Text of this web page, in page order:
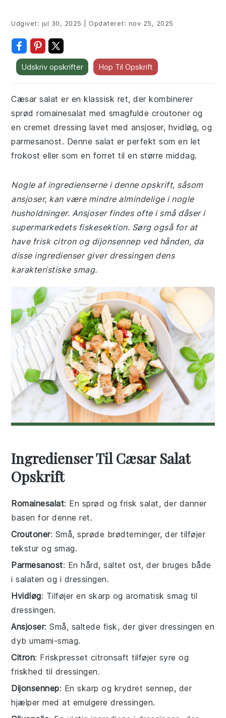
Udgivet: jul 30, 2025 Opdateret: nov 25, 2025
Udskriv opskrifter Hop Til Opskrift
Cæsar salat er en klassisk ret, der kombinerer
sprød romainesalat med smagfulde croutoner og
en cremet dressing lavet med ansjoser, hvidløg, og
parmesanost. Denne salat er perfekt som en let
frokost eller som en forret til en større middag.
Nogle af ingredienserne i denne opskrift, såsom
ansjoser, kan være mindre almindelige i nogle
husholdninger. Ansjoser findes ofte i små dåser i
supermarkedets fiskesektion. Sørg også for at
have frisk citron og dijonsennep ved hånden, da
disse ingredienser giver dressingen dens
karakteristiske smag.
Ingredienser Til Cæsar Salat
Opskrift
Romainesalat: En sprød og frisk salat, der danner
basen for denne ret.
Croutoner: Små, sprøde brødterninger, der tilføjer
tekstur og smag.
Parmesanost: En hård, saltet ost, der bruges både
i salaten og i dressingen.
Hvidløg: Tilføjer en skarp og aromatisk smag til
dressingen.
Ansjoser: Små, saltede fisk, der giver dressingen en
dyb umami-smag.
Citron: Friskpresset citronsaft tilføjer syre og
friskhed til dressingen.
Dijonsennep: En skarp og krydret sennep, der
hjælper med at emulgere dressingen.